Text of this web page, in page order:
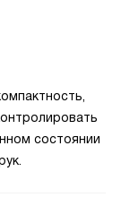
состоянии